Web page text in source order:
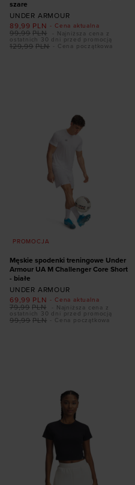
szare
UNDER ARMOUR
- Cena aktualna
89,99 PLN
- Cena początkowa
129,99 PLN
99,99 PLN
- Najniższa cena z
ostatnich 30 dni przed promocją
PROMOCJA
Męskie spodenki treningowe Under
Armour UA M Challenger Core Short
- białe
UNDER ARMOUR
- Cena aktualna
69,99 PLN
- Cena początkowa
99,99 PLN
79,99 PLN
- Najniższa cena z
ostatnich 30 dni przed promocją